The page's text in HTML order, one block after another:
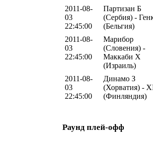
2011-08-
03
22:45:00
Партизан Б
(Сербия) -
(Бельгия)
2011-08-
03
22:45:00
Марибор
(Словения) -
Маккаби Х
(Израиль)
2011-08-
03
22:45:00
Динамо З
(Хорватия) -
(Финляндия)
Раунд плей-офф